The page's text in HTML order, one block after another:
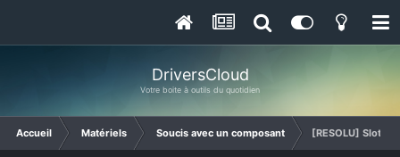
DriversCloud
Votre boite à outils du quotidien
Accueil Matériels Soucis avec un composant [RESOLU] Slot